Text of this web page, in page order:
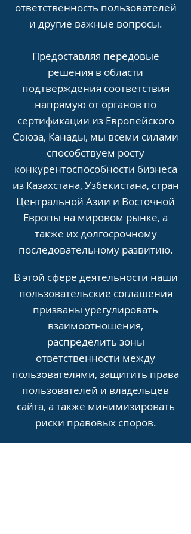
ответственность пользователей
и другие важные вопросы.
Предоставляя передовые
решения в области
подтверждения соответствия
напрямую от органов по
сертификации из Европейского
Союза, Канады, мы всеми силами
способствуем росту
конкурентоспособности бизнеса
из Казахстана, Узбекистана, стран
Центральной Азии и Восточной
Европы на мировом рынке, а
также их долгосрочному
последовательному развитию.
В этой сфере деятельности наши
пользовательские соглашения
призваны урегулировать
взаимоотношения,
распределить зоны
ответственности между
пользователями, защитить права
пользователей и владельцев
сайта, а также минимизировать
риски правовых споров.